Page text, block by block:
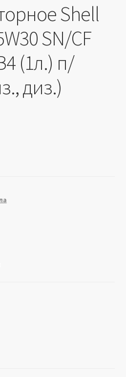
Shell
SN/CF
(1л.) п/
диз.)